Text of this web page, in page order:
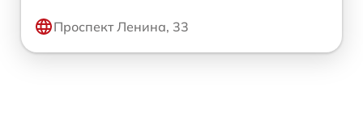
Проспект Ленина, 33